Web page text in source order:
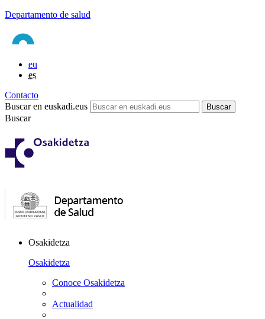
Departamento de salud
eu
es
Contacto
Buscar en euskadi.eus
Buscar
Osakidetza
Osakidetza
Conoce Osakidetza
Actualidad